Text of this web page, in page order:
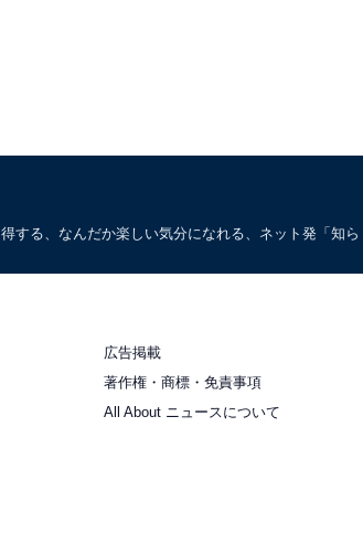
る、なんだか楽しい気分になれる、ネット発「知ら
広告掲載
著作権・商標・免責事項
All About ニュースについて